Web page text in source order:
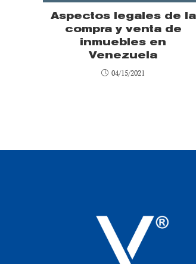
Aspectos legales de la
compra y venta de
inmuebles en
Venezuela
04/15/2021